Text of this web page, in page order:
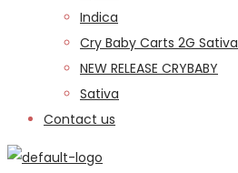
Indica
Cry Baby Carts 2G Sativa
NEW RELEASE CRYBABY
Sativa
Contact us